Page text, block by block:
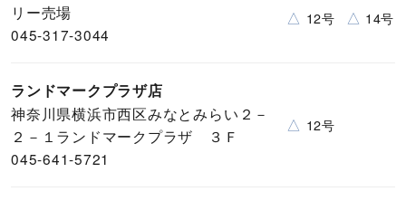
リー売場
045-317-3044
△ 12号 △ 14号
ランドマークプラザ店
神奈川県横浜市西区みなとみらい２－
２－１ランドマークプラザ ３Ｆ
045-641-5721
△ 12号